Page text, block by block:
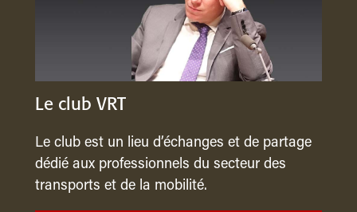
Le club VRT
Le club est un lieu d’échanges et de partage
dédié aux professionnels du secteur des
transports et de la mobilité.